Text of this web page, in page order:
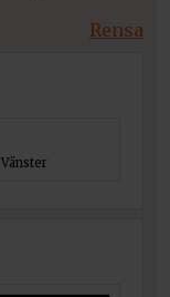
Rensa
Vänster